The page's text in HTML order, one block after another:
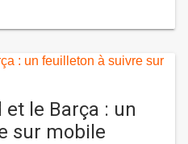
le Barça : un
sur mobile